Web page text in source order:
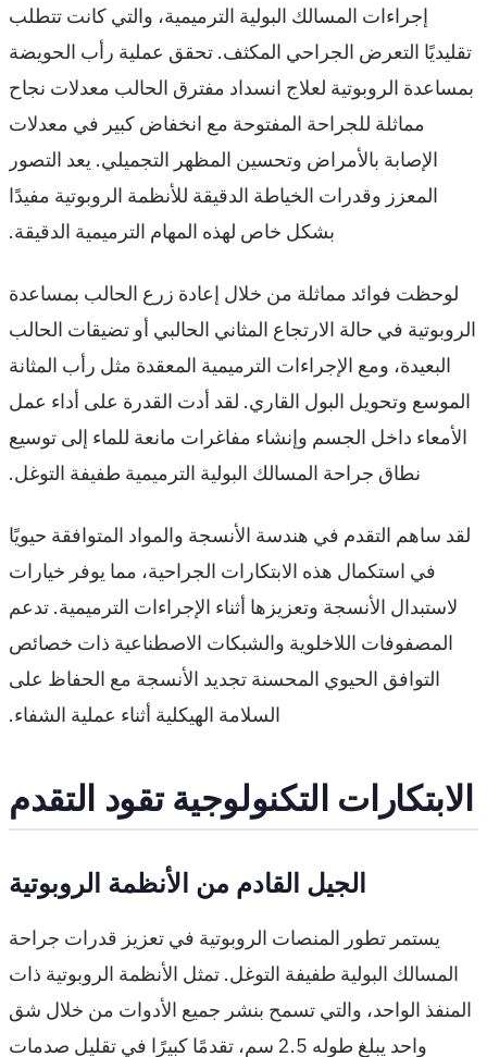
إجراءات المسالك البولية الترميمية، والتي كانت تتطلب
تقليديًا التعرض الجراحي المكثف. تحقق عملية رأب الحويضة
بمساعدة الروبوتية لعلاج انسداد مفترق الحالب معدلات نجاح
مماثلة للجراحة المفتوحة مع انخفاض كبير في معدلات
الإصابة بالأمراض وتحسين المظهر التجميلي. يعد التصور
المعزز وقدرات الخياطة الدقيقة للأنظمة الروبوتية مفيدًا
بشكل خاص لهذه المهام الترميمية الدقيقة.
لوحظت فوائد مماثلة من خلال إعادة زرع الحالب بمساعدة
الروبوتية في حالة الارتجاع المثاني الحالبي أو تضيقات الحالب
البعيدة، ومع الإجراءات الترميمية المعقدة مثل رأب المثانة
الموسع وتحويل البول القاري. لقد أدت القدرة على أداء عمل
الأمعاء داخل الجسم وإنشاء مفاغرات مانعة للماء إلى توسيع
نطاق جراحة المسالك البولية الترميمية طفيفة التوغل.
لقد ساهم التقدم في هندسة الأنسجة والمواد المتوافقة حيويًا
في استكمال هذه الابتكارات الجراحية، مما يوفر خيارات
لاستبدال الأنسجة وتعزيزها أثناء الإجراءات الترميمية. تدعم
المصفوفات اللاخلوية والشبكات الاصطناعية ذات خصائص
التوافق الحيوي المحسنة تجديد الأنسجة مع الحفاظ على
السلامة الهيكلية أثناء عملية الشفاء.
الابتكارات التكنولوجية تقود التقدم
الجيل القادم من الأنظمة الروبوتية
يستمر تطور المنصات الروبوتية في تعزيز قدرات جراحة
المسالك البولية طفيفة التوغل. تمثل الأنظمة الروبوتية ذات
المنفذ الواحد، والتي تسمح بنشر جميع الأدوات من خلال شق
واحد يبلغ طوله 2.5 سم، تقدمًا كبيرًا في تقليل صدمات